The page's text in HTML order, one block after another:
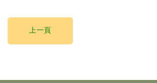
上一頁